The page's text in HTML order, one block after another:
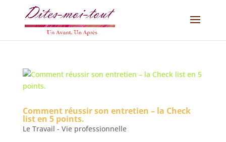
Comment réussir son entretien – la Check
list en 5 points.
Le Travail - Vie professionnelle